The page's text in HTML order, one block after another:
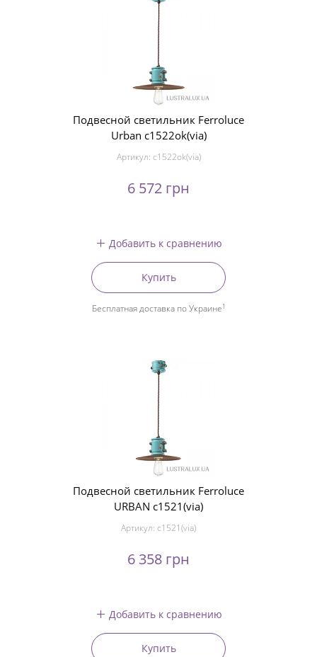
Подвесной светильник Ferroluce
Urban c1522ok(via)
Артикул: c1522ok(via)
6 572 грн
Добавить к сравнению
Купить
Бесплатная доставка по Украине1
Подвесной светильник Ferroluce
URBAN c1521(via)
Артикул: c1521(via)
6 358 грн
Добавить к сравнению
Купить